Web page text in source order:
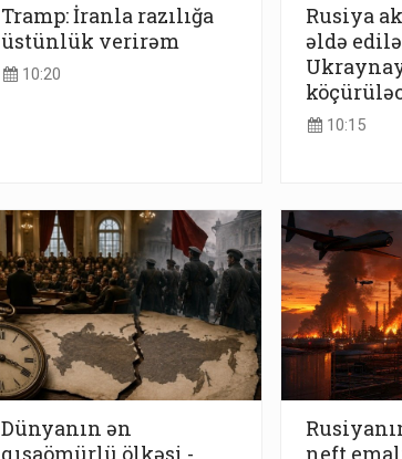
Tramp: İranla razılığa
üstünlük verirəm
10:20
Rusiya
əldə
10:15
Dünyanın ən